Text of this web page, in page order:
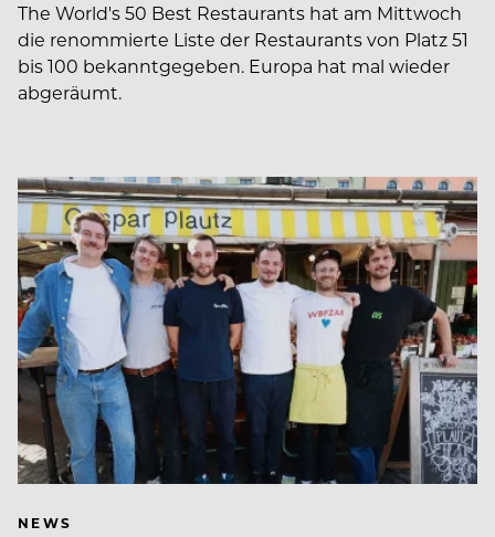
The World's 50 Best Restaurants hat am Mittwoch
die renommierte Liste der Restaurants von Platz 51
bis 100 bekanntgegeben. Europa hat mal wieder
abgeräumt.
NEWS